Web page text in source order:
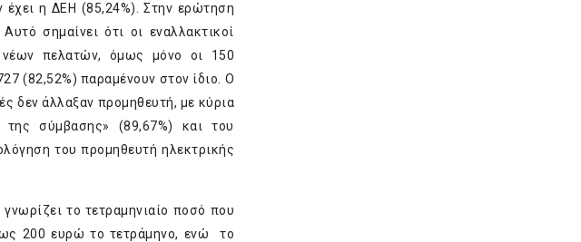
η ΔΕΗ (85,24%). Στην ερώτηση
σημαίνει ότι οι εναλλακτικοί
νέων πελατών, όμως μόνο οι 150
(82,52%) παραμένουν στον ίδιο. Ο
δεν άλλαξαν προμηθευτή, με κύρια
της σύμβασης» (89,67%) και του
του προμηθευτή ηλεκτρικής
το τετραμηνιαίο ποσό που
200 ευρώ το τετράμηνο, ενώ το